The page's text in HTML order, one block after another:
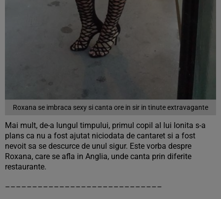
Roxana se imbraca sexy si canta ore in sir in tinute extravagante
Mai mult, de-a lungul timpului, primul copil al lui Ionita s-a
plans ca nu a fost ajutat niciodata de cantaret si a fost
nevoit sa se descurce de unul sigur. Este vorba despre
Roxana, care se afla in Anglia, unde canta prin diferite
restaurante.
–––––––––––––––––––––––––––––